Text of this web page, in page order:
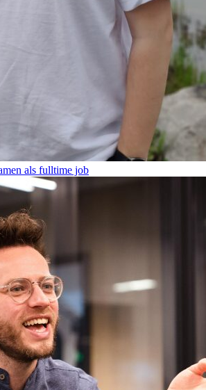
als fulltime job